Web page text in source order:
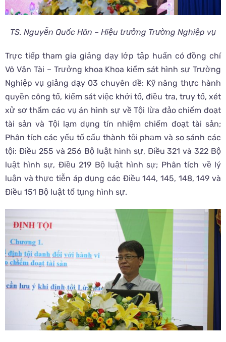
TS. Nguyễn Quốc Hân – Hiệu trưởng Trường Nghiệp vụ
Trực tiếp tham gia giảng dạy lớp tập huấn có đồng chí
Võ Văn Tài – Trưởng khoa Khoa kiểm sát hình sự Trường
Nghiệp vụ giảng dạy 03 chuyên đề: Kỹ năng thực hành
quyền công tố, kiểm sát việc khởi tố, điều tra, truy tố, xét
xử sơ thẩm các vụ án hình sự về Tội lừa đảo chiếm đoạt
tài sản và Tội lạm dụng tín nhiệm chiếm đoạt tài sản;
Phân tích các yếu tố cấu thành tội phạm và so sánh các
tội: Điều 255 và 256 Bộ luật hình sự, Điều 321 và 322 Bộ
luật hình sự, Điều 219 Bộ luật hình sự; Phân tích về lý
luận và thực tiễn áp dụng các Điều 144, 145, 148, 149 và
Điều 151 Bộ luật tố tụng hình sự.